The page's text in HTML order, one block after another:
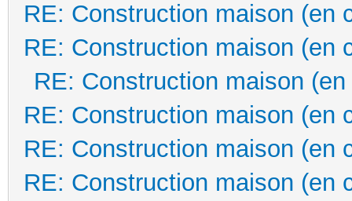
RE: Construction maison (en
RE: Construction maison (en
RE: Construction maison
RE: Construction maison (en
RE: Construction maison (en
RE: Construction maison (en